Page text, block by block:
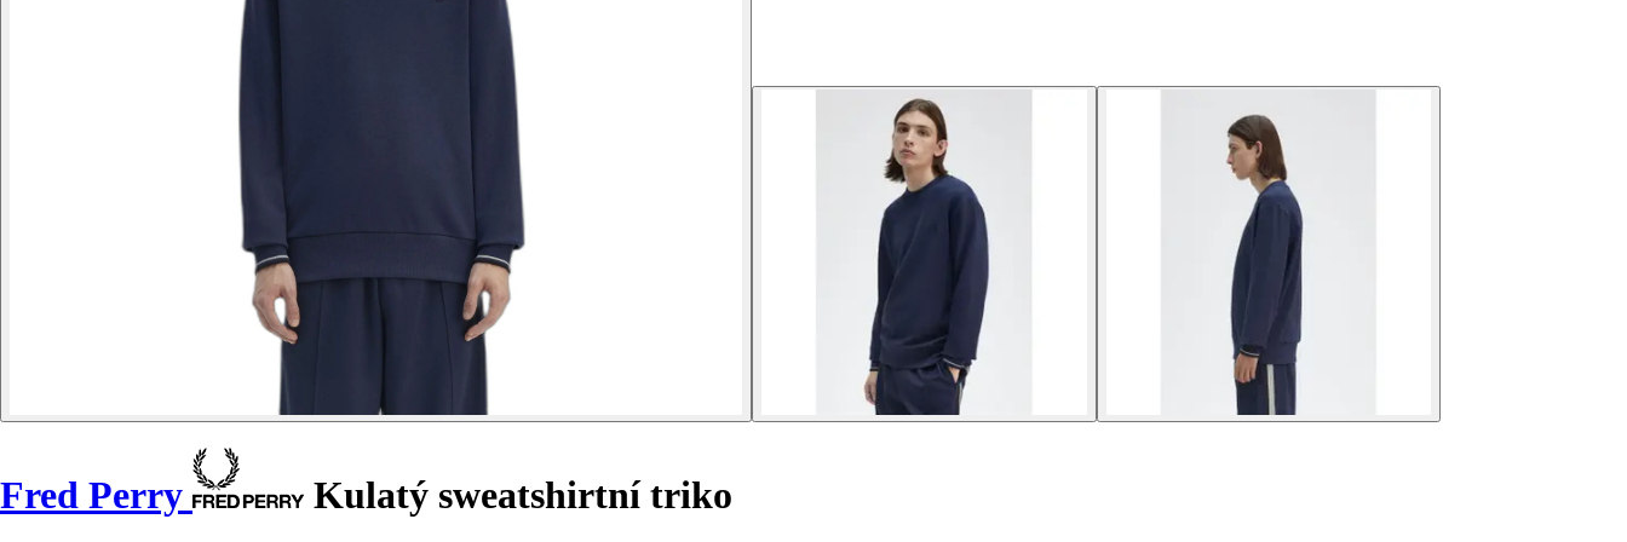
Fred Perry Kulatý sweatshirtní triko